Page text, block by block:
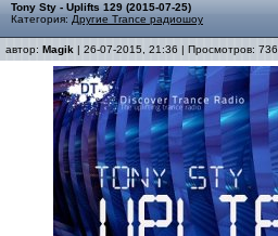
Tony Sty - Uplifts 129 (2015-07-25)
Категория: Другие Trance радиошоу
автор: Magik | 26-07-2015, 21:36 | Просмотров: 736